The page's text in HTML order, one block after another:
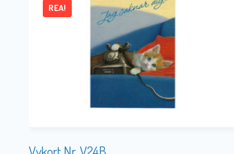
REA!